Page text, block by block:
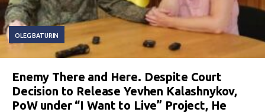
OLEG BATURIN
Enemy There and Here. Despite Court
Decision to Release Yevhen Kalashnykov,
PoW under “I Want to Live” Project, He